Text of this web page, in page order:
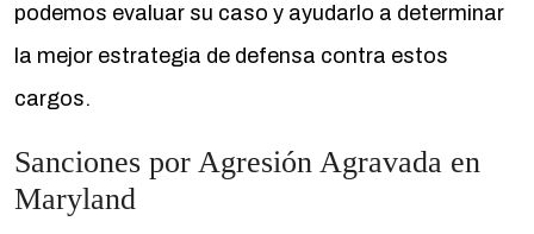
podemos evaluar su caso y ayudarlo a determinar
la mejor estrategia de defensa contra estos
cargos.
Sanciones por Agresión Agravada en
Maryland